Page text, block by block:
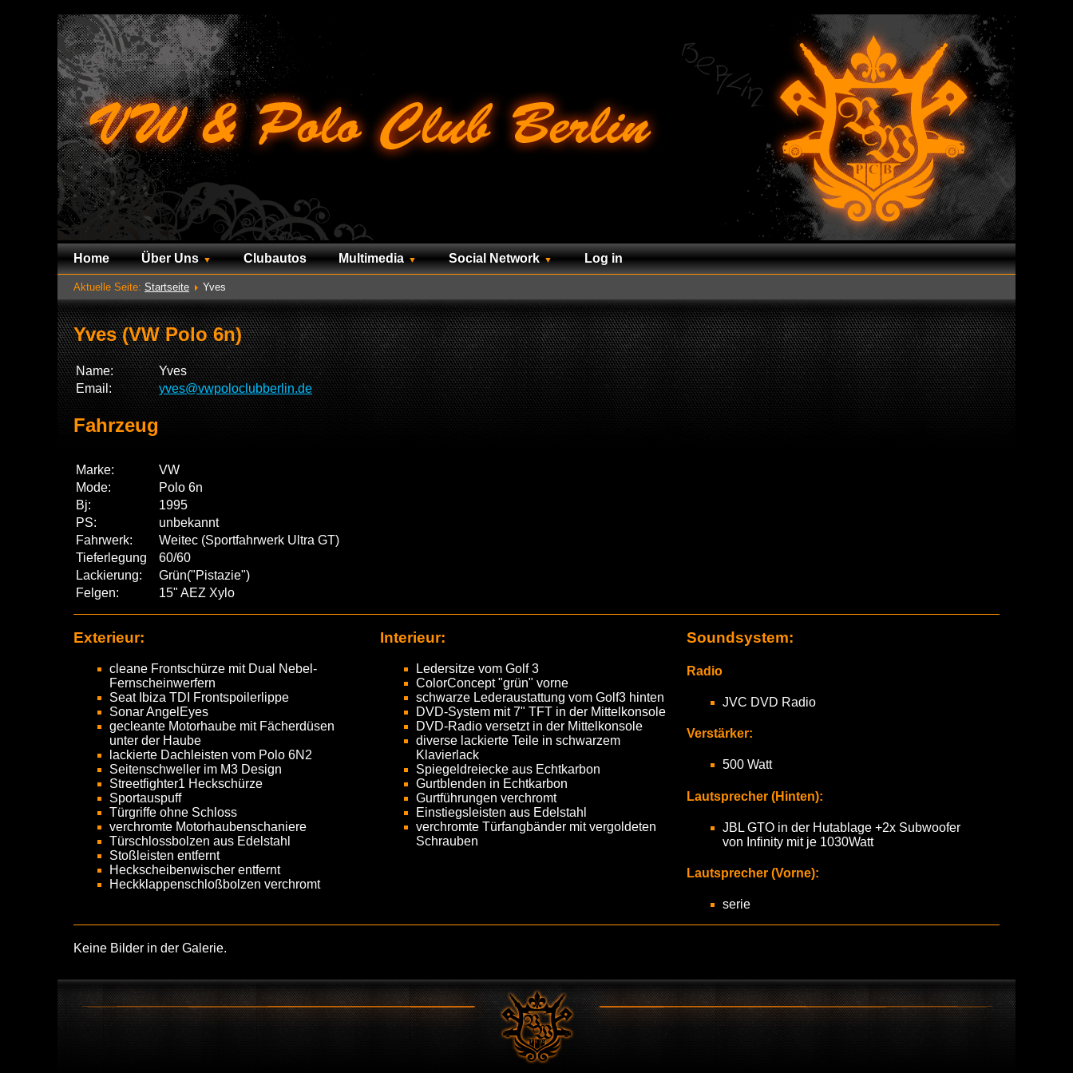
Home Über Uns Clubautos Multimedia Social Network Log in
Aktuelle Seite: Startseite Yves
Yves (VW Polo 6n)
Name:
Yves
Email:
yves@vwpoloclubberlin.de
Fahrzeug
Marke:
VW
Mode:
Polo 6n
Bj:
1995
PS:
unbekannt
Fahrwerk:
Weitec (Sportfahrwerk Ultra GT)
Tieferlegung
60/60
Lackierung:
Grün("Pistazie")
Felgen:
15" AEZ Xylo
Exterieur:
cleane Frontschürze mit Dual Nebel-
Fernscheinwerfern
Seat Ibiza TDI Frontspoilerlippe
Sonar AngelEyes
gecleante Motorhaube mit Fächerdüsen
unter der Haube
lackierte Dachleisten vom Polo 6N2
Seitenschweller im M3 Design
Streetfighter1 Heckschürze
Sportauspuff
Türgriffe ohne Schloss
verchromte Motorhaubenschaniere
Türschlossbolzen aus Edelstahl
Stoßleisten entfernt
Heckscheibenwischer entfernt
Heckklappenschloßbolzen verchromt
Interieur:
Ledersitze vom Golf 3
ColorConcept "grün" vorne
schwarze Lederaustattung vom Golf3 hinten
DVD-System mit 7" TFT in der Mittelkonsole
DVD-Radio versetzt in der Mittelkonsole
diverse lackierte Teile in schwarzem
Klavierlack
Spiegeldreiecke aus Echtkarbon
Gurtblenden in Echtkarbon
Gurtführungen verchromt
Einstiegsleisten aus Edelstahl
verchromte Türfangbänder mit vergoldeten
Schrauben
Soundsystem:
Radio
JVC DVD Radio
Verstärker:
500 Watt
Lautsprecher (Hinten):
JBL GTO in der Hutablage +2x Subwoofer
von Infinity mit je 1030Watt
Lautsprecher (Vorne):
serie
Keine Bilder in der Galerie.